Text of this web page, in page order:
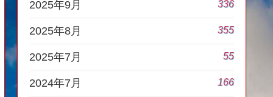
2025年9月 336
2025年8月 355
2025年7月 55
2024年7月 166